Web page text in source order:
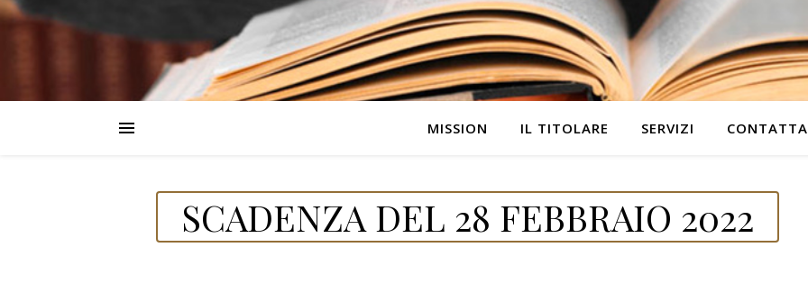
MISSION IL TITOLARE SERVIZI
SCADENZA DEL 28 FEBBRAIO 2022